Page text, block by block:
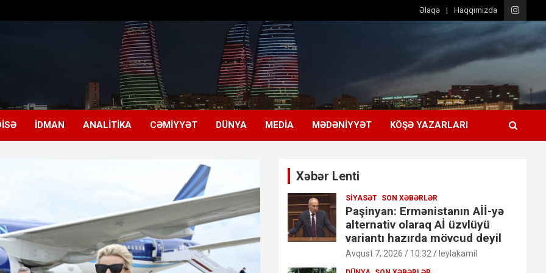
Əlaqə Haqqımızda
İDMAN ANALITIKA CƏMIYYƏT DÜNYA MEDIA MƏDƏNIYYƏT KÖŞƏ YAZARLARI
Xəbər Lenti
SIYASƏT SON XƏBƏRLƏR
Paşinyan: Ermənistanın Aİİ-yə
alternativ olaraq Aİ üzvlüyü
variantı hazırda mövcud deyil
Avqust 7, 2026 / 10:32 leylakamil